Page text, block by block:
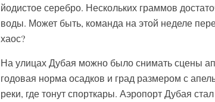
йодистое серебро. Нескольких граммов
воды. Может быть, команда на этой неделе
хаос?
На улицах Дубая можно было снимать сцены
годовая норма осадков и град размером с
реки, где тонут спорткары. Аэропорт Дубая